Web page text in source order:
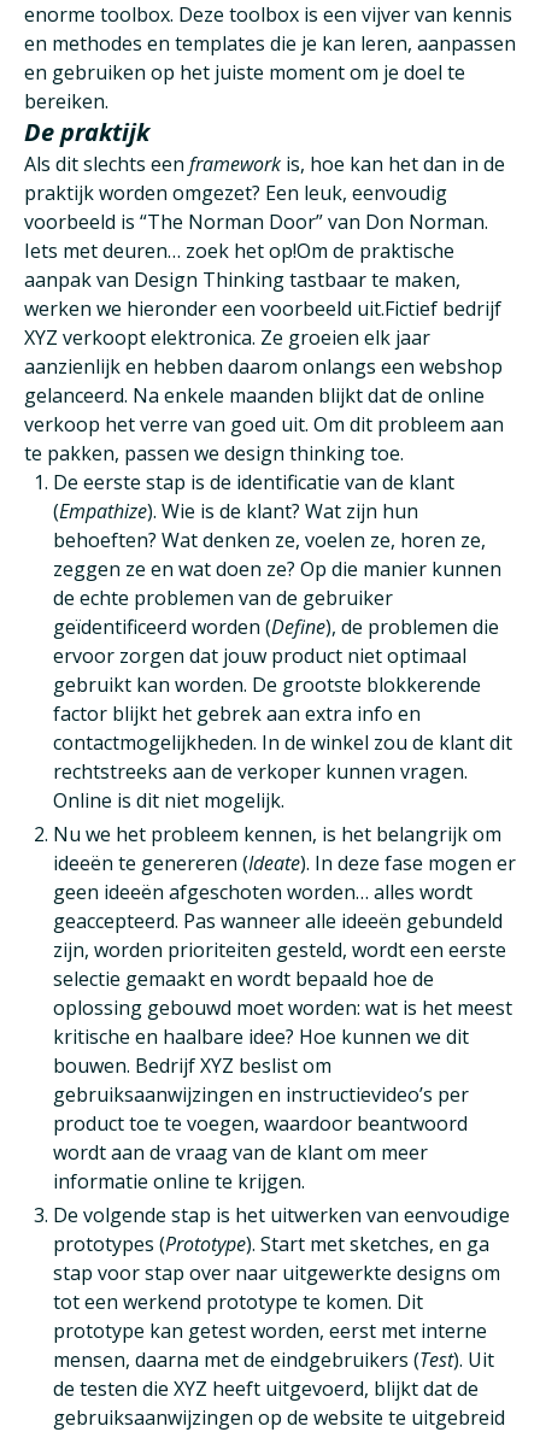
enorme toolbox. Deze toolbox is een vijver van kennis
en methodes en templates die je kan leren, aanpassen
en gebruiken op het juiste moment om je doel te
bereiken.
De praktijk
Als dit slechts een framework is, hoe kan het dan in de
praktijk worden omgezet? Een leuk, eenvoudig
voorbeeld is “The Norman Door” van Don Norman.
Iets met deuren… zoek het op!Om de praktische
aanpak van Design Thinking tastbaar te maken,
werken we hieronder een voorbeeld uit.Fictief bedrijf
XYZ verkoopt elektronica. Ze groeien elk jaar
aanzienlijk en hebben daarom onlangs een webshop
gelanceerd. Na enkele maanden blijkt dat de online
verkoop het verre van goed uit. Om dit probleem aan
te pakken, passen we design thinking toe.
De eerste stap is de identificatie van de klant
(Empathize). Wie is de klant? Wat zijn hun
behoeften? Wat denken ze, voelen ze, horen ze,
zeggen ze en wat doen ze? Op die manier kunnen
de echte problemen van de gebruiker
geïdentificeerd worden (Define), de problemen die
ervoor zorgen dat jouw product niet optimaal
gebruikt kan worden. De grootste blokkerende
factor blijkt het gebrek aan extra info en
contactmogelijkheden. In de winkel zou de klant dit
rechtstreeks aan de verkoper kunnen vragen.
Online is dit niet mogelijk.
Nu we het probleem kennen, is het belangrijk om
ideeën te genereren (Ideate). In deze fase mogen er
geen ideeën afgeschoten worden… alles wordt
geaccepteerd. Pas wanneer alle ideeën gebundeld
zijn, worden prioriteiten gesteld, wordt een eerste
selectie gemaakt en wordt bepaald hoe de
oplossing gebouwd moet worden: wat is het meest
kritische en haalbare idee? Hoe kunnen we dit
bouwen. Bedrijf XYZ beslist om
gebruiksaanwijzingen en instructievideo’s per
product toe te voegen, waardoor beantwoord
wordt aan de vraag van de klant om meer
informatie online te krijgen.
De volgende stap is het uitwerken van eenvoudige
prototypes (Prototype). Start met sketches, en ga
stap voor stap over naar uitgewerkte designs om
tot een werkend prototype te komen. Dit
prototype kan getest worden, eerst met interne
mensen, daarna met de eindgebruikers (Test). Uit
de testen die XYZ heeft uitgevoerd, blijkt dat de
gebruiksaanwijzingen op de website te uitgebreid